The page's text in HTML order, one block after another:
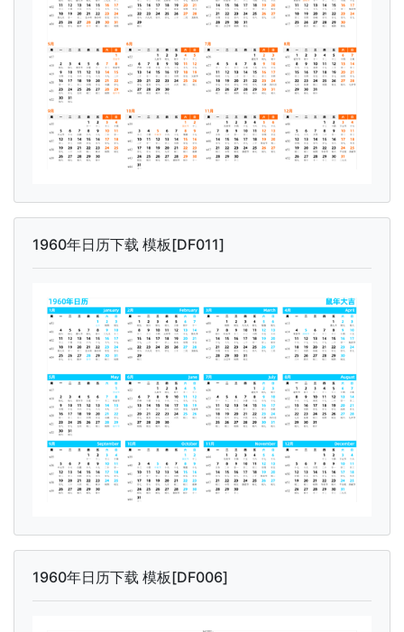
1960年日历下载 模板[DF011]
1960年日历下载 模板[DF006]